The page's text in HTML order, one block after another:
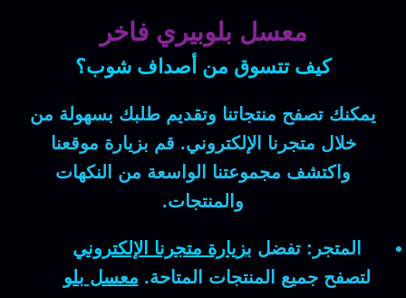
معسل بلوبيري فاخر
كيف تتسوق من أصداف شوب؟
يمكنك تصفح منتجاتنا وتقديم طلبك بسهولة من
خلال متجرنا الإلكتروني. قم بزيارة موقعنا
واكتشف مجموعتنا الواسعة من النكهات
والمنتجات.
المتجر: تفضل بزيارة متجرنا الإلكتروني
لتصفح جميع المنتجات المتاحة. معسل بلو